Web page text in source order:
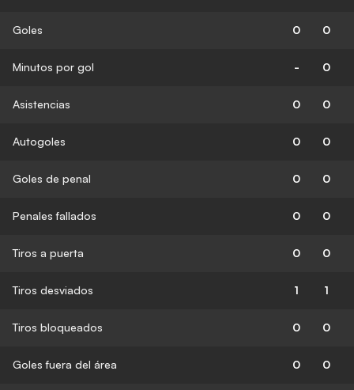
Goles 0 0
Minutos por gol - 0
Asistencias 0 0
Autogoles 0 0
Goles de penal 0 0
Penales fallados 0 0
Tiros a puerta 0 0
Tiros desviados 1 1
Tiros bloqueados 0 0
Goles fuera del área 0 0